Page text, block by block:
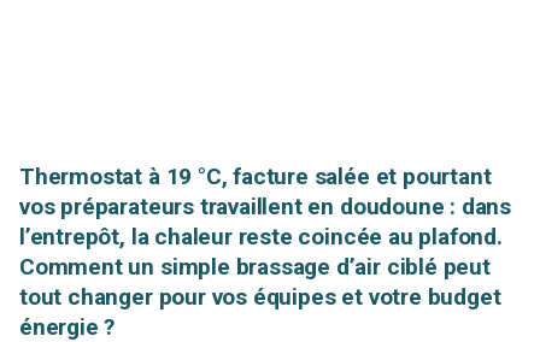
Thermostat à 19 °C, facture salée et pourtant
vos préparateurs travaillent en doudoune : dans
l’entrepôt, la chaleur reste coincée au plafond.
Comment un simple brassage d’air ciblé peut
tout changer pour vos équipes et votre budget
énergie ?